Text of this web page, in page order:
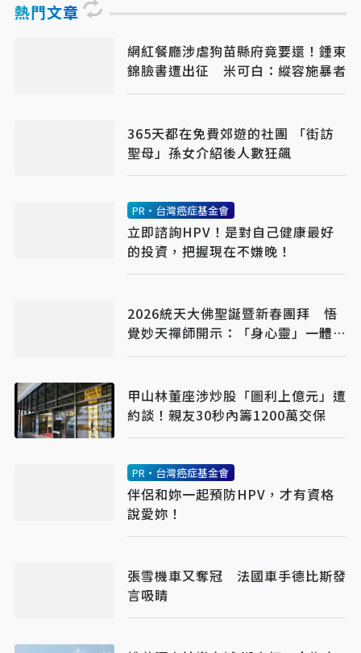
熱門文章
網紅餐廳涉虐狗苗縣府竟要還！鍾東
錦臉書遭出征 米可白：縱容施暴者
365天都在免費郊遊的社團 「街訪
聖母」孫女介紹後人數狂飆
PR・台灣癌症基金會
立即諮詢HPV！是對自己健康最好
的投資，把握現在不嫌晚！
2026統天大佛聖誕暨新春團拜 悟
覺妙天禪師開示：「身心靈」一體成
就
甲山林董座涉炒股「圖利上億元」遭
約談！親友30秒內籌1200萬交保
PR・台灣癌症基金會
伴侶和妳一起預防HPV，才有資格
說愛妳！
張雪機車又奪冠 法國車手德比斯發
言吸睛